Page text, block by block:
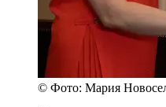
© Фото: Мария